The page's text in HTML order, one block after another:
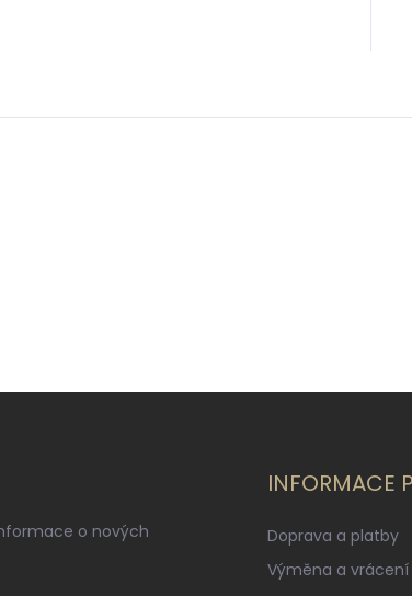
o nových
INFORMACE
Doprava a platby
Výměna a vrácení